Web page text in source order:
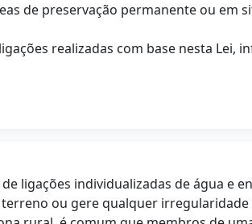
de preservação permanente ou
realizadas com base nesta Lei,
ligações individualizadas de água e
ou gere qualquer